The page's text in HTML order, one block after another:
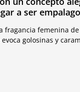
a ser
fragancia femenina
golosinas y